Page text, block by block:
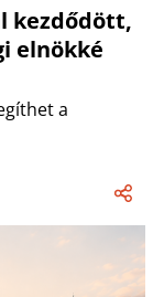
kezdődött,
elnökké
a